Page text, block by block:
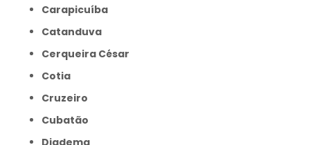
Carapicuíba
Catanduva
Cerqueira César
Cotia
Cruzeiro
Cubatão
Diadema